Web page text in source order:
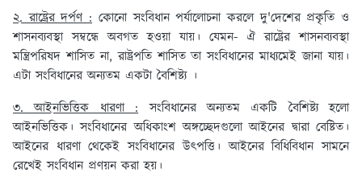
২. রাষ্ট্রের দর্পণ : কোনো সংবিধান পর্যালোচনা করলে দু'দেশের প্রকৃতি ও
শাসনব্যবস্থা সম্বন্ধে অবগত হওয়া যায়। যেমন- ঐ রাষ্ট্রের শাসনব্যবস্থা
মন্ত্রিপরিষদ শাসিত না, রাষ্ট্রপতি শাসিত তা সংবিধানের মাধ্যমেই জানা যায়।
এটা সংবিধানের অন্যতম একটা বৈশিষ্ট্য ।
৩. আইনভিত্তিক ধারণা :সংবিধানের অন্যতম একটি বৈশিষ্ট্য হলো
আইনভিত্তিক। সংবিধানের অধিকাংশ অঙ্গচ্ছেদগুলো আইনের দ্বারা বেষ্টিত।
আইনের ধারণা থেকেই সংবিধানের উৎপত্তি। আইনের বিধিবিধান সামনে
রেখেই সংবিধান প্রণয়ন করা হয়।